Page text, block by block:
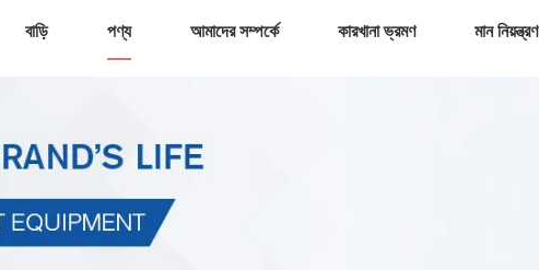
বাড়ি পণ্য আমাদের সম্পর্কে কারখানা ভ্রমণ মান নিয়ন্ত্রণ